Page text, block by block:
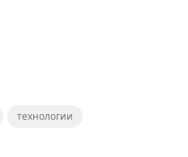
технологии